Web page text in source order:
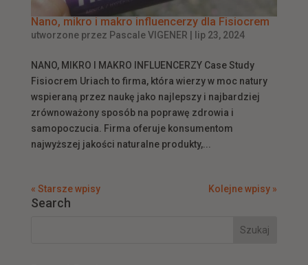
Nano, mikro i makro influencerzy dla Fisiocrem
utworzone przez Pascale VIGENER lip 23, 2024
NANO, MIKRO I MAKRO INFLUENCERZY Case Study
Fisiocrem Uriach to firma, która wierzy w moc natury
wspieraną przez naukę jako najlepszy i najbardziej
zrównoważony sposób na poprawę zdrowia i
samopoczucia. Firma oferuje konsumentom
najwyższej jakości naturalne produkty,...
« Starsze wpisy Kolejne wpisy »
Search